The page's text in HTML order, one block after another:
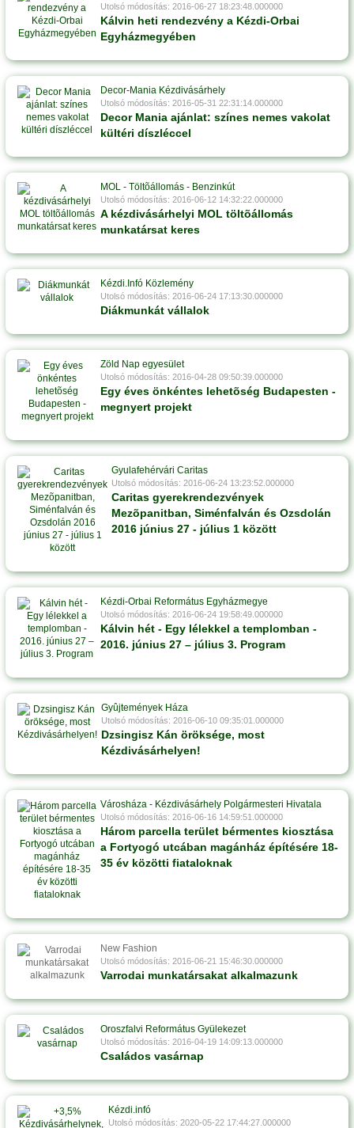
Utolsó módosítás: 2016-06-27 18:23:48.000000
Kálvin heti rendezvény a Kézdi-Orbai
Egyházmegyében
Decor-Mania Kézdivásárhely
Utolsó módosítás: 2016-05-31 22:31:14.000000
Decor Mania ajánlat: színes nemes vakolat
kültéri díszléccel
MOL - Töltõállomás - Benzinkút
Utolsó módosítás: 2016-06-12 14:32:22.000000
A kézdivásárhelyi MOL töltõállomás
munkatársat keres
Kézdi.Infó Közlemény
Utolsó módosítás: 2016-06-24 17:13:30.000000
Diákmunkát vállalok
Zöld Nap egyesület
Utolsó módosítás: 2016-04-28 09:50:39.000000
Egy éves önkéntes lehetõség Budapesten -
megnyert projekt
Gyulafehérvári Caritas
Utolsó módosítás: 2016-06-24 13:23:52.000000
Caritas gyerekrendezvények
Mezõpanitban, Siménfalván és Ozsdolán
2016 június 27 - július 1 között
Kézdi-Orbai Református Egyházmegye
Utolsó módosítás: 2016-06-24 19:58:49.000000
Kálvin hét - Egy lélekkel a templomban -
2016. június 27 – július 3. Program
Gyûjtemények Háza
Utolsó módosítás: 2016-06-10 09:35:01.000000
Dzsingisz Kán öröksége, most
Kézdivásárhelyen!
Városháza - Kézdivásárhely Polgármesteri Hivatala
Utolsó módosítás: 2016-06-16 14:59:51.000000
Három parcella terület bérmentes kiosztása
a Fortyogó utcában magánház építésére 18-
35 év közötti fiataloknak
New Fashion
Utolsó módosítás: 2016-06-21 15:46:30.000000
Varrodai munkatársakat alkalmazunk
Oroszfalvi Református Gyülekezet
Utolsó módosítás: 2016-04-19 14:09:13.000000
Családos vasárnap
Kézdi.infó
Utolsó módosítás: 2020-05-22 17:44:27.000000